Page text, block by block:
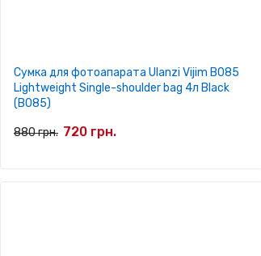
Сумка для фотоапарата Ulanzi Vijim B085
Lightweight Single-shoulder bag 4л Black
(B085)
880 грн. 720 грн.